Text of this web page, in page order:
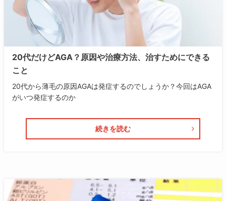
20代だけどAGA？原因や治療方法、治すためにできる
こと
20代から薄毛の原因AGAは発症するのでしょうか？今回はAGA
がいつ発症するのか
続きを読む